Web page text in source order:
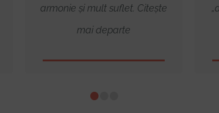
armonie și mult suflet. Citește
mai departe
•